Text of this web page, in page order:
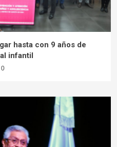
hasta con 9 años de
infantil
0